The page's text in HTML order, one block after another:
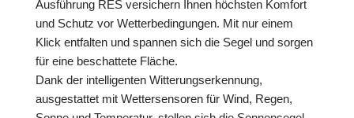
Ausführung RES versichern Ihnen höchsten Komfort
und Schutz vor Wetterbedingungen. Mit nur einem
Klick entfalten und spannen sich die Segel und sorgen
für eine beschattete Fläche.
Dank der intelligenten Witterungserkennung,
ausgestattet mit Wettersensoren für Wind, Regen,